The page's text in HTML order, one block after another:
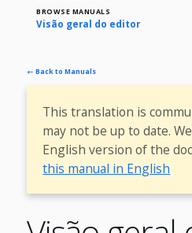
BROWSE MANUALS
Visão geral do editor
← Back to Manuals
This translation is
may not be up to date.
English version of the
this manual in English